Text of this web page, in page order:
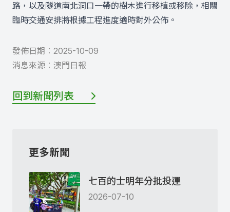
路，以及隧道南北洞口一帶的樹木進行移植或移除，相關
臨時交通安排將根據工程進度適時對外公佈。
發佈日期︰ 2025-10-09
消息來源︰ 澳門日報
回到新聞列表
更多新聞
七百的士明年分批投運
2026-07-10